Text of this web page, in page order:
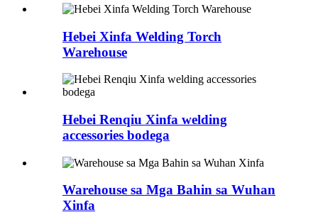
Hebei Xinfa Welding Torch
Warehouse
Hebei Renqiu Xinfa welding
accessories bodega
Warehouse sa Mga Bahin sa Wuhan
Xinfa